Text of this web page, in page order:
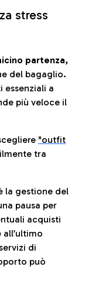
stress
partenza,
del bagaglio.
a
più veloce il
"outfit
tra
la gestione del
pausa per
acquisti
di
può